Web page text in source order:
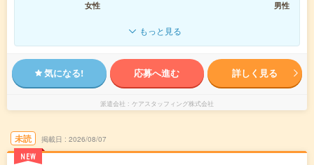
女性
男性
もっと見る
気になる! 応募へ進む 詳しく見る
派遣会社 ケアスタッフィング株式会社
未読
NEW
掲載日 2026/08/07